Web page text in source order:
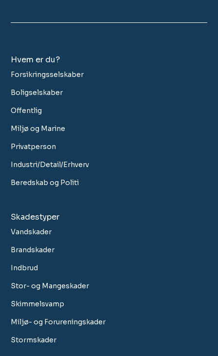
Hvem er du?
Forsikringsselskaber
Boligselskaber
Offentlig
Miljø og Marine
Privatperson
Industri/Detail/Erhverv
Beredskab og Politi
Skadestyper
Vandskader
Brandskader
Indbrud
Stor- og Mangeskader
Skimmelsvamp
Miljø- og Forureningskader
Stormskader